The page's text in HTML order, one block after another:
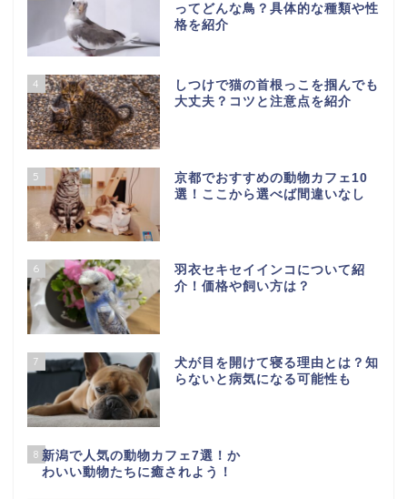
ってどんな鳥？具体的な種類や性
格を紹介
4
しつけで猫の首根っこを掴んでも
大丈夫？コツと注意点を紹介
5
京都でおすすめの動物カフェ10
選！ここから選べば間違いなし
6
羽衣セキセイインコについて紹
介！価格や飼い方は？
7
犬が目を開けて寝る理由とは？知
らないと病気になる可能性も
8 新潟で人気の動物カフェ7選！か
わいい動物たちに癒されよう！